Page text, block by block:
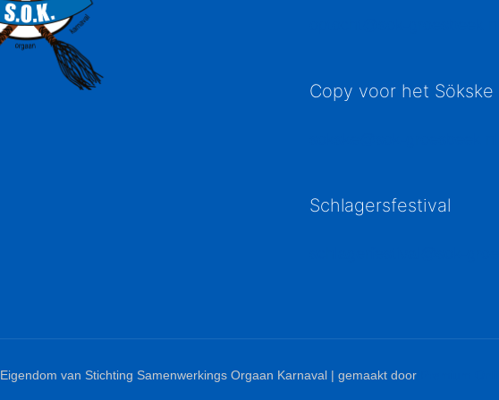
Copy voor het Sökske
Schlagersfestival
Eigendom van Stichting Samenwerkings Orgaan Karnaval | gemaakt door